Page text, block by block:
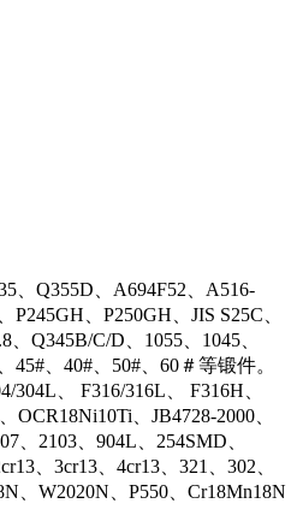
、Q355D、A694F52、A516-
、P250GH、JIS S25C、
、Q345B/C/D、1055、1045、
45#、40#、50#、60＃等锻件。
、 F316/316L、 F316H、
OCR18Ni10Ti、JB4728-2000、
、2103、904L、254SMD、
、3cr13、4cr13、321、302、
、W2020N、P550、Cr18Mn18N